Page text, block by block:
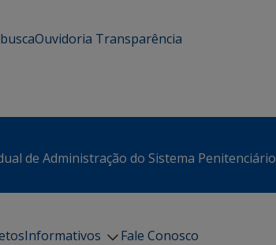
Ouvidoria Transparência
de Administração do Sistema Penitenciário
Informativos
Fale Conosco